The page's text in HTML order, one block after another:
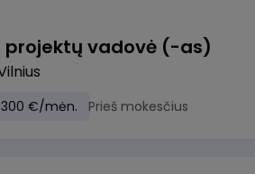
projektų vadovė (-as)
€/mėn. Prieš mokesčius